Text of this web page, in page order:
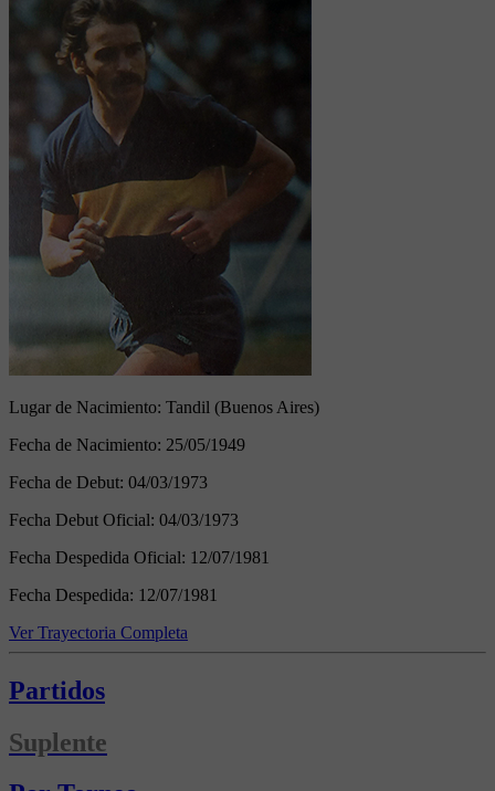
Lugar de Nacimiento: Tandil (Buenos Aires)
Fecha de Nacimiento: 25/05/1949
Fecha de Debut: 04/03/1973
Fecha Debut Oficial: 04/03/1973
Fecha Despedida Oficial: 12/07/1981
Fecha Despedida: 12/07/1981
Ver Trayectoria Completa
Partidos
Suplente